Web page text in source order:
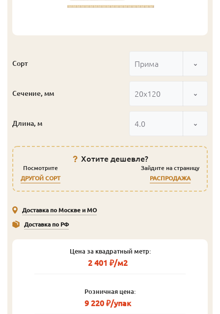
Сорт Прима
Сечение, мм 20x120
Длина, м 4.0
Хотите дешевле?
Посмотрите
ДРУГОЙ СОРТ
Зайдите на страницу
РАСПРОДАЖА
Доставка по Москве и МО
Доставка по РФ
Цена за квадратный метр:
2 401 ₽/м2
Розничная цена:
9 220 ₽/упак